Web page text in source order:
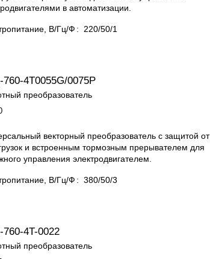
в автоматизации.
В/Гц/Ф : 220/50/1
760-4T0055G/0075P
преобразователь
векторный преобразователь с защитой от
и встроенным тормозным прерывателем для
управления электродвигателем.
В/Гц/Ф : 380/50/3
760-4T-0022
преобразователь